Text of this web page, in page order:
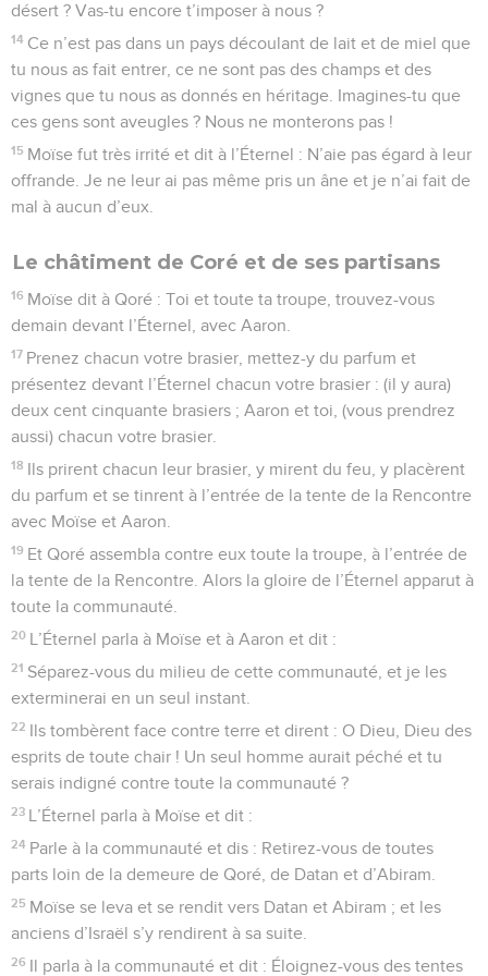
désert ? Vas-tu encore t’imposer à nous ?
14 Ce n’est pas dans un pays découlant de lait et de miel que
tu nous as fait entrer, ce ne sont pas des champs et des
vignes que tu nous as donnés en héritage. Imagines-tu que
ces gens sont aveugles ? Nous ne monterons pas !
15 Moïse fut très irrité et dit à l’Éternel : N’aie pas égard à leur
offrande. Je ne leur ai pas même pris un âne et je n’ai fait de
mal à aucun d’eux.
Le châtiment de Coré et de ses partisans
16 Moïse dit à Qoré : Toi et toute ta troupe, trouvez-vous
demain devant l’Éternel, avec Aaron.
17 Prenez chacun votre brasier, mettez-y du parfum et
présentez devant l’Éternel chacun votre brasier : (il y aura)
deux cent cinquante brasiers ; Aaron et toi, (vous prendrez
aussi) chacun votre brasier.
18 Ils prirent chacun leur brasier, y mirent du feu, y placèrent
du parfum et se tinrent à l’entrée de la tente de la Rencontre
avec Moïse et Aaron.
19 Et Qoré assembla contre eux toute la troupe, à l’entrée de
la tente de la Rencontre. Alors la gloire de l’Éternel apparut à
toute la communauté.
20 L’Éternel parla à Moïse et à Aaron et dit :
21 Séparez-vous du milieu de cette communauté, et je les
exterminerai en un seul instant.
22 Ils tombèrent face contre terre et dirent : O Dieu, Dieu des
esprits de toute chair ! Un seul homme aurait péché et tu
serais indigné contre toute la communauté ?
23 L’Éternel parla à Moïse et dit :
24 Parle à la communauté et dis : Retirez-vous de toutes
parts loin de la demeure de Qoré, de Datan et d’Abiram.
25 Moïse se leva et se rendit vers Datan et Abiram ; et les
anciens d’Israël s’y rendirent à sa suite.
26 Il parla à la communauté et dit : Éloignez-vous des tentes